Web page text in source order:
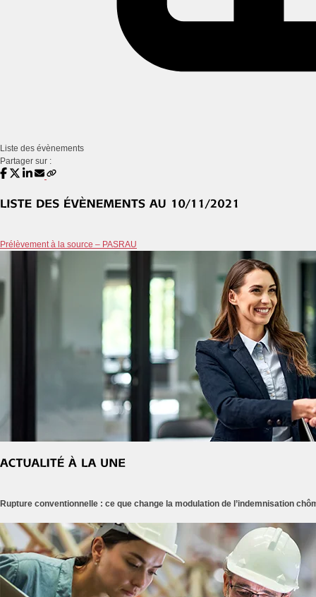
Liste des évènements
Partager sur :
Prélèvement à la source – PASRAU
Rupture conventionnelle : ce que change la modulation de l’indemnisation